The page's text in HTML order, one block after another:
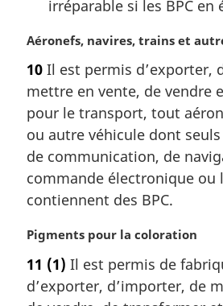
irréparable si les BPC
N
t
e
m
a
g
i
n
l
:
Aéronefs, navires, trains et
10 Il est permis d’exporter,
mettre en vente, de vendre
pour le transport, tout
ou autre véhicule dont
de communication, de
commande électronique ou
contiennent des BPC.
N
t
e
Pigments pour la coloration
11 (1) Il est permis de
d’exporter, d’importer, de